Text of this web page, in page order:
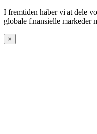
I fremtiden håber vi at dele
globale finansielle markeder
×